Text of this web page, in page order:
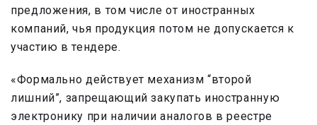
предложения, в том числе от иностранных
компаний, чья продукция потом не допускается к
участию в тендере.
«Формально действует механизм “второй
лишний”, запрещающий закупать иностранную
электронику при наличии аналогов в реестре